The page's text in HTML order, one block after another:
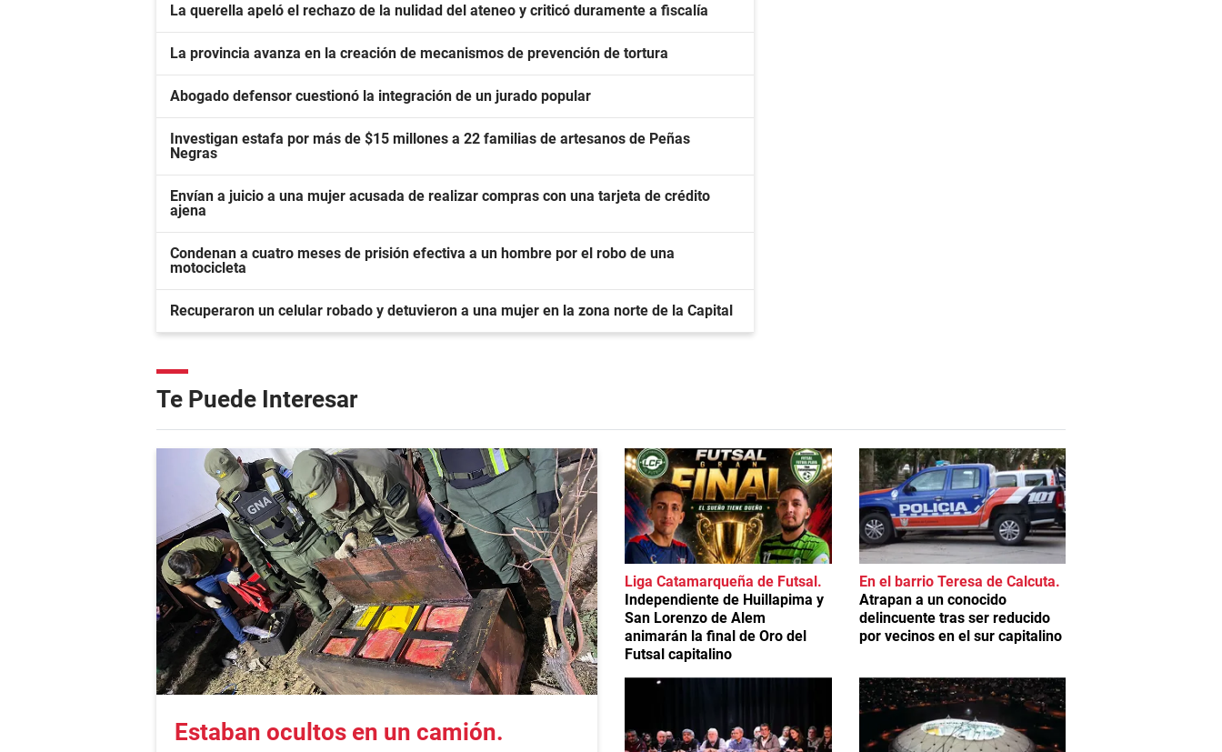
La querella apeló el rechazo de la nulidad del ateneo y criticó duramente a fiscalía
La provincia avanza en la creación de mecanismos de prevención de tortura
Abogado defensor cuestionó la integración de un jurado popular
Investigan estafa por más de $15 millones a 22 familias de artesanos de Peñas
Negras
Envían a juicio a una mujer acusada de realizar compras con una tarjeta de crédito
ajena
Condenan a cuatro meses de prisión efectiva a un hombre por el robo de una
motocicleta
Recuperaron un celular robado y detuvieron a una mujer en la zona norte de la Capital
Te Puede Interesar
Estaban ocultos en un camión
Liga Catamarqueña de Futsal
Independiente de Huillapima y
San Lorenzo de Alem
animarán la final de Oro del
Futsal capitalino
En el barrio Teresa de Calcuta
Atrapan a un conocido
delincuente tras ser reducido
por vecinos en el sur capitalino